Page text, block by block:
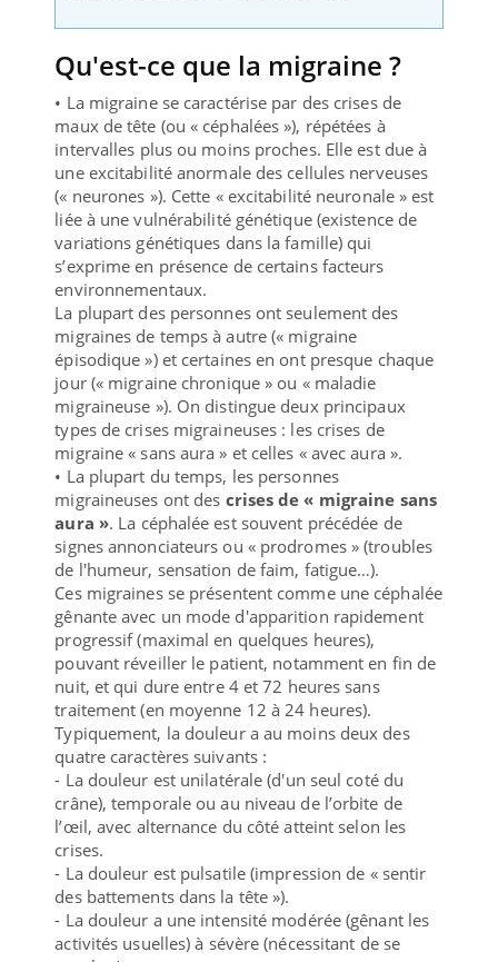
Qu'est-ce que la migraine ?
• La migraine se caractérise par des crises de
maux de tête (ou « céphalées »), répétées à
intervalles plus ou moins proches. Elle est due à
une excitabilité anormale des cellules nerveuses
(« neurones »). Cette « excitabilité neuronale » est
liée à une vulnérabilité génétique (existence de
variations génétiques dans la famille) qui
s’exprime en présence de certains facteurs
environnementaux.
La plupart des personnes ont seulement des
migraines de temps à autre (« migraine
épisodique ») et certaines en ont presque chaque
jour (« migraine chronique » ou « maladie
migraineuse »). On distingue deux principaux
types de crises migraineuses : les crises de
migraine « sans aura » et celles « avec aura ».
• La plupart du temps, les personnes
migraineuses ont des crises de « migraine sans
aura ». La céphalée est souvent précédée de
signes annonciateurs ou « prodromes » (troubles
de l'humeur, sensation de faim, fatigue…).
Ces migraines se présentent comme une céphalée
gênante avec un mode d'apparition rapidement
progressif (maximal en quelques heures),
pouvant réveiller le patient, notamment en fin de
nuit, et qui dure entre 4 et 72 heures sans
traitement (en moyenne 12 à 24 heures).
Typiquement, la douleur a au moins deux des
quatre caractères suivants :
- La douleur est unilatérale (d'un seul coté du
crâne), temporale ou au niveau de l’orbite de
l’œil, avec alternance du côté atteint selon les
crises.
- La douleur est pulsatile (impression de « sentir
des battements dans la tête »).
- La douleur a une intensité modérée (gênant les
activités usuelles) à sévère (nécessitant de se